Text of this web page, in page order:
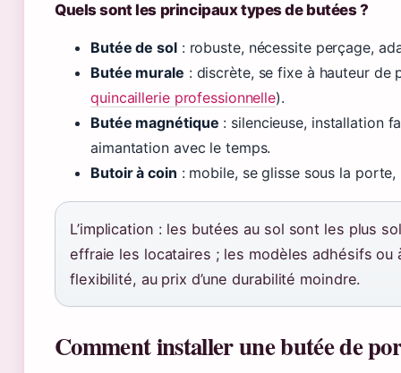
Quels sont les principaux types de butées ?
Butée de sol: robuste, nécessite perçage,
Butée murale : discrète, se fixe à hauteur de
quincaillerie professionnelle).
Butée magnétique : silencieuse, installation
aimantation avec le temps.
Butoir à coin : mobile, se glisse sous la
L’implication : les butées au sol sont les plus
effraie les locataires ; les modèles adhésifs
flexibilité, au prix d’une durabilité moindre.
Comment installer une butée de